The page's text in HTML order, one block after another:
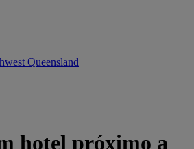
Queensland
hotel próximo a